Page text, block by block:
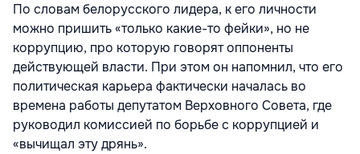
По словам белорусского лидера, к его личности
можно пришить «только какие-то фейки», но не
коррупцию, про которую говорят оппоненты
действующей власти. При этом он напомнил, что его
политическая карьера фактически началась во
времена работы депутатом Верховного Совета, где
руководил комиссией по борьбе с коррупцией и
«вычищал эту дрянь».